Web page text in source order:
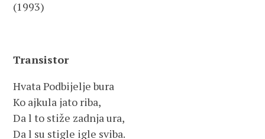
(1993)
Transistor
Hvata Podbijelje bura
Ko ajkula jato riba,
Da l to stiže zadnja ura,
Da l su stigle igle sviba.